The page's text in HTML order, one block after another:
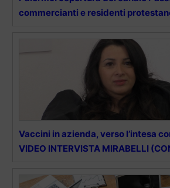
commercianti e residenti
Vaccini in azienda, verso l’intesa
VIDEO INTERVISTA MIRABELLI